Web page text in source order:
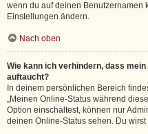
wenn du auf deinen Benutzernamen
Einstellungen ändern.
Nach oben
Wie kann ich verhindern, dass
auftaucht?
In deinem persönlichen Bereich
„Meinen Online-Status während
Option einschaltest, können nur
deinen Online-Status sehen. Du